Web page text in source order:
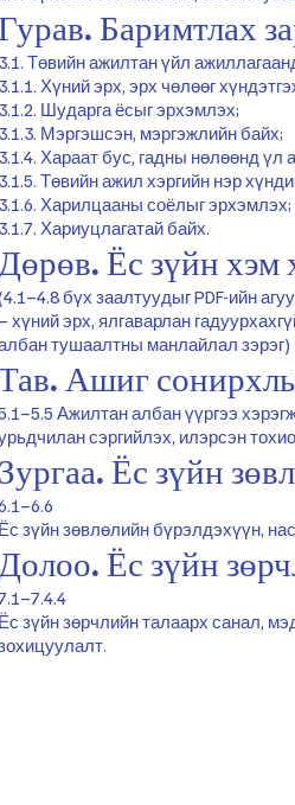
Баримтлах
3.1. Төвийн ажилтан үйл
3.1.1. Хүний эрх, эрх чөлөөг
3.1.2. Шударга ёсыг эрхэмлэх;
3.1.3. Мэргэшсэн, мэргэжлийн байх;
3.1.4. Хараат бус, гадны нөлөөнд үл
3.1.5. Төвийн ажил хэргийн нэр
3.1.6. Харилцааны соёлыг эрхэмлэх;
3.1.7. Хариуцлагатай байх.
Дөрөв. Ёс зүйн хэм
бүх заалтуудыг PDF-ийн
– хүний эрх, ялгаварлан
тушаалтны манлайлал зэрэг)
Ашиг
Ажилтан албан үүргээ
сэргийлэх, илэрсэн
Зургаа. Ёс зүйн
Ёс зүйн зөвлөлийн бүрэлдэхүүн,
Долоо. Ёс зүйн
Ёс зүйн зөрчлийн талаарх санал,